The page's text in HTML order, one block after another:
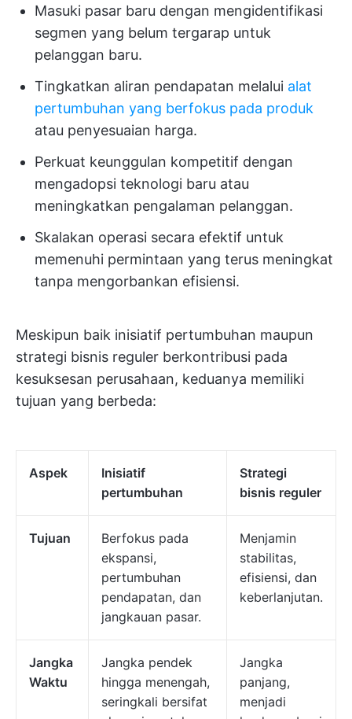
Masuki pasar baru dengan mengidentifikasi
segmen yang belum tergarap untuk
pelanggan baru.
Tingkatkan aliran pendapatan melalui alat
pertumbuhan yang berfokus pada produk
atau penyesuaian harga.
Perkuat keunggulan kompetitif dengan
mengadopsi teknologi baru atau
meningkatkan pengalaman pelanggan.
Skalakan operasi secara efektif untuk
memenuhi permintaan yang terus meningkat
tanpa mengorbankan efisiensi.
Meskipun baik inisiatif pertumbuhan maupun
strategi bisnis reguler berkontribusi pada
kesuksesan perusahaan, keduanya memiliki
tujuan yang berbeda:
Aspek
Inisiatif
pertumbuhan
Strategi
bisnis reguler
Tujuan
Berfokus pada
ekspansi,
pertumbuhan
pendapatan, dan
jangkauan pasar.
Menjamin
stabilitas,
efisiensi, dan
keberlanjutan.
Jangka
Waktu
Jangka pendek
hingga menengah,
seringkali bersifat
Jangka
panjang,
menjadi